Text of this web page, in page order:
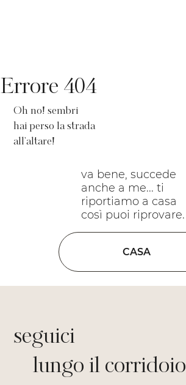
CASA
Oh no! sembri
hai perso la strada
all'altare!
Errore 404
va bene, succede
anche a me... ti
riportiamo a casa
così puoi riprovare.
seguici
lungo il corridoio